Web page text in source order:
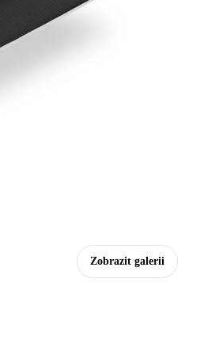
Zobrazit galerii